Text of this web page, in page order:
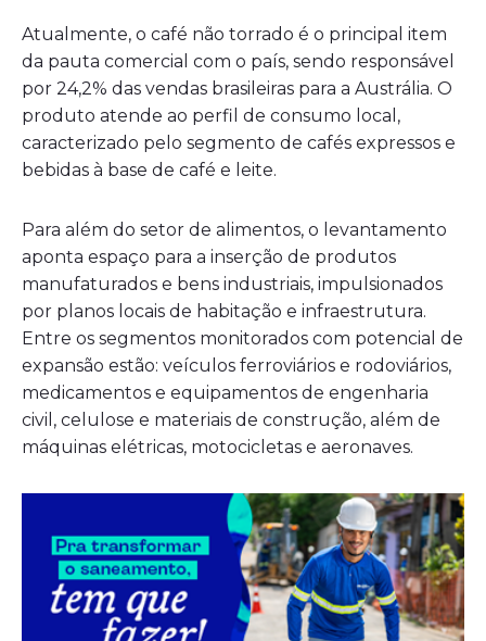
Atualmente, o café não torrado é o principal item
da pauta comercial com o país, sendo responsável
por 24,2% das vendas brasileiras para a Austrália. O
produto atende ao perfil de consumo local,
caracterizado pelo segmento de cafés expressos e
bebidas à base de café e leite.
Para além do setor de alimentos, o levantamento
aponta espaço para a inserção de produtos
manufaturados e bens industriais, impulsionados
por planos locais de habitação e infraestrutura.
Entre os segmentos monitorados com potencial de
expansão estão: veículos ferroviários e rodoviários,
medicamentos e equipamentos de engenharia
civil, celulose e materiais de construção, além de
máquinas elétricas, motocicletas e aeronaves.